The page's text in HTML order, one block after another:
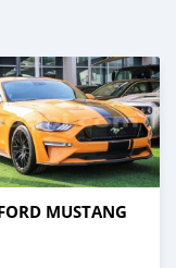
MUSTANG